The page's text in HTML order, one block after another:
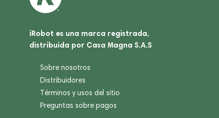
iRobot es una marca registrada,
distribuida por Casa Magna S.A.S
Sobre nosotros
Distribuidores
Términos y usos del sitio
Preguntas sobre pagos